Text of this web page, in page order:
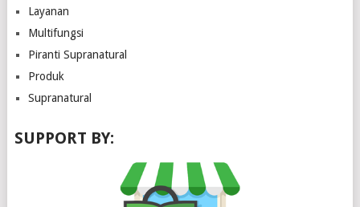
Layanan
Multifungsi
Piranti Supranatural
Produk
Supranatural
SUPPORT BY: